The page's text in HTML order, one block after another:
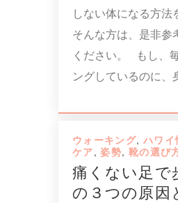
しない体になる方法
そんな方は、是非参
ください。 もし、
ングしているのに、
ウォーキング, ハワイ
ケア,姿勢, 靴の選び
痛くない足で
の３つの原因